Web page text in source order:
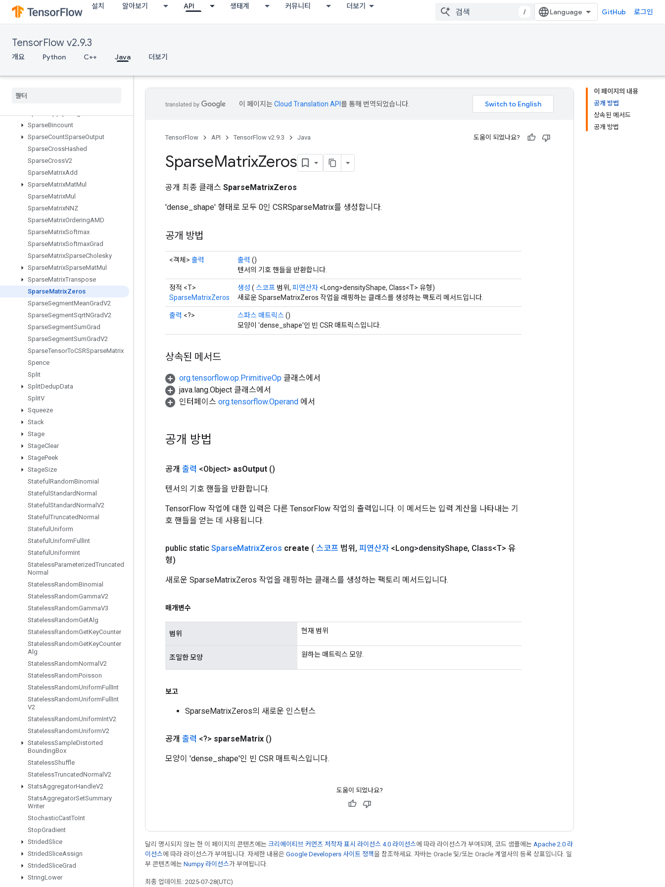
설치 알아보기 API 생태계 커뮤니티 더보기
/ GitHub 로그인
TensorFlow v2.9.3
개요 Python C++ Java 더보기
Slice
SlidingWindowDataset
SnapshotChunkDataset
SnapshotDataset
SnapshotNestedDatasetReader
SparseBincount
SparseCountSparseOutput
SparseCrossHashed
SparseCrossV2
SparseMatrixAdd
SparseMatrixMatMul
SparseMatrixMul
SparseMatrixNNZ
SparseMatrixOrderingAMD
SparseMatrixSoftmax
SparseMatrixSoftmaxGrad
SparseMatrixSparseCholesky
SparseMatrixSparseMatMul
SparseMatrixTranspose
SparseMatrixZeros
SparseSegmentMeanGradV2
SparseSegmentSqrtNGradV2
SparseSegmentSumGrad
SparseSegmentSumGradV2
SparseTensorToCSRSparseMatrix
Spence
Split
SplitDedupData
SplitV
Squeeze
Stack
Stage
StageClear
StagePeek
StageSize
Stateful RandomBinomial
Stateful StandardNormal
Stateful StandardNormal V2
Stateful TruncatedNormal
Stateful Uniform
Stateful UniformFull Int
Stateful UniformInt
StatelessParameterizedTruncated
Normal
StatelessRandomBinomial
StatelessRandomGammaV2
StatelessRandomGammaV3
StatelessRandomGetAlg
StatelessRandomGetKeyCounter
StatelessRandomGetKeyCounter
Alg
StatelessRandomNormal V2
StatelessRandomPoisson
StatelessRandomUniformFull Int
StatelessRandomUniformFull Int
V2
StatelessRandomUniformIntV2
StatelessRandomUniformV2
StatelessSampleDistorted
BoundingBox
StatelessShuffle
StatelessTruncatedNormal V2
StatsAggregatorHandleV2
StatsAggregatorSetSummary
Writer
StochasticCastToInt
StopGradient
StridedSlice
StridedSliceAssign
StridedSliceGrad
StringLower
이 페이지의 내용
공개 방법
상속된 메서드
공개 방법
이 페이지는Cloud Translation API 를 통해 번역되었습니다.
TensorFlow API TensorFlow v2.9.3 Java 도움이 되었나요?
SparseMatrixZeros
공개 최종 클래스 SparseMatrixZeros
'dense_shape' 형태로 모두 0인 CSRSparseMatrix를 생성합니다.
공개 방법
<객체> 출력 출력 ()
텐서의 기호 핸들을 반환합니다.
정적 <T>
SparseMatrixZeros
생성 ( 스코프 범위, 피연산자 <Long>densityShape, Class<T> 유형)
새로운 SparseMatrixZeros 작업을 래핑하는 클래스를 생성하는 팩토리 메서드입니다.
출력 <?> 스파스 매트릭스()
모양이 'dense_shape'인 빈 CSR 매트릭스입니다.
상속된 메서드
org.tensorflow.op.PrimitiveOp 클래스에서
java.lang.Object 클래스에서
인터페이스 org.tensorflow.Operand 에서
공개 방법
공개 출력 <Object> asOutput ()
텐서의 기호 핸들을 반환합니다.
TensorFlow 작업에 대한 입력은 다른 TensorFlow 작업의 출력입니다. 이 메서드는 입력 계산을 나타내는 기
호 핸들을 얻는 데 사용됩니다.
public static SparseMatrixZeros create ( 스코프 범위 , 피연산자 <Long>densityShape, Class<T> 유
형)
새로운 SparseMatrixZeros 작업을 래핑하는 클래스를 생성하는 팩토리 메서드입니다.
매개변수
범위 현재 범위
조밀한 모양 원하는 매트릭스 모양.
보고
SparseMatrixZeros의 새로운 인스턴스
공개 출력 <?> sparseMatrix ()
모양이 'dense_shape'인 빈 CSR 매트릭스입니다.
도움이 되었나요?
달리 명시되지 않는 한 이 페이지의 콘텐츠에는 크리에이티브 커먼즈 저작자 표시 라이선스 4.0 라이선스에 따라 라이선스가 부여되며, 코드 샘플에는 Apache 2.0 라
이선스에 따라 라이선스가 부여됩니다. 자세한 내용은 Google Developers 사이트 정책을 참조하세요. 자바는 Oracle 및/또는 Oracle 계열사의 등록 상표입니다. 일
부 콘텐츠에는 Numpy 라이선스가 부여됩니다.
최종 업데이트: 2025-07-28(UTC)